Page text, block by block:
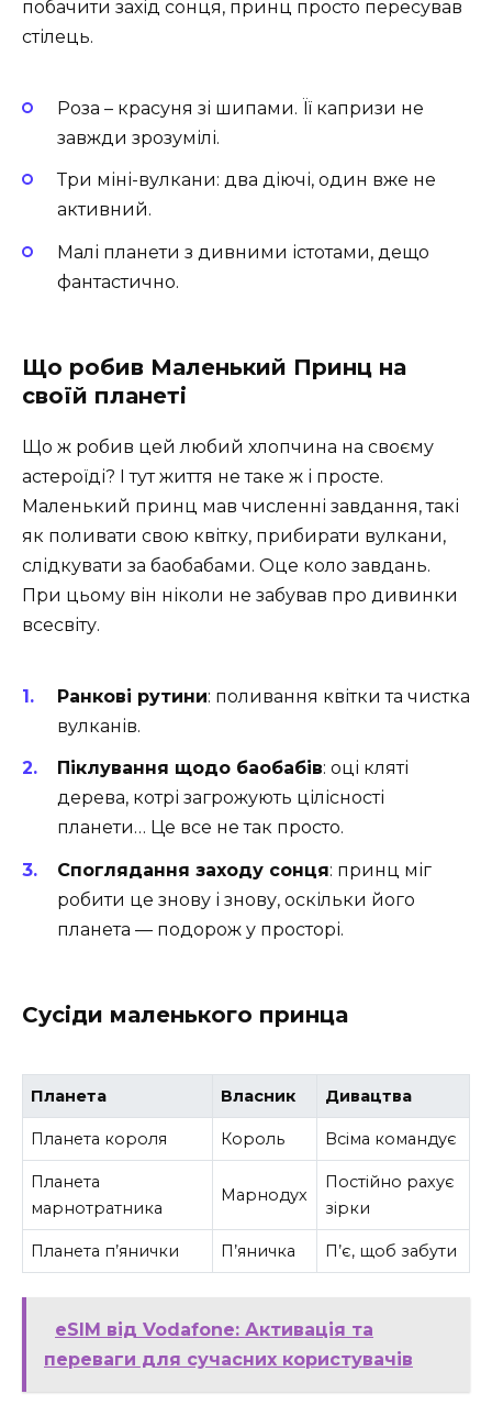
побачити захід сонця, принц просто пересував
стілець.
Роза – красуня зі шипами. Її капризи не
завжди зрозумілі.
Три міні-вулкани: два діючі, один вже не
активний.
Малі планети з дивними істотами, дещо
фантастично.
Що робив Маленький Принц на
своїй планеті
Що ж робив цей любий хлопчина на своєму
астероїді? І тут життя не таке ж і просте.
Маленький принц мав численні завдання, такі
як поливати свою квітку, прибирати вулкани,
слідкувати за баобабами. Оце коло завдань.
При цьому він ніколи не забував про дивинки
всесвіту.
Ранкові рутини: поливання квітки та чистка
вулканів.
Піклування щодо баобабів: оці кляті
дерева, котрі загрожують цілісності
планети… Це все не так просто.
Споглядання заходу сонця: принц міг
робити це знову і знову, оскільки його
планета — подорож у просторі.
Сусіди маленького принца
Планета Власник Дивацтва
Планета короля Король Всіма командує
Планета
марнотратника
Марнодух
Постійно рахує
зірки
Планета п’янички П’яничка П’є, щоб забути
eSIM від Vodafone: Активація та
переваги для сучасних користувачів